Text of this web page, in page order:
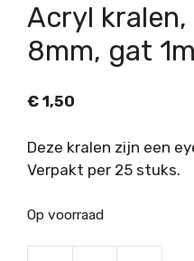
Acryl
8mm, gat
€ 1,50
Deze kralen zijn een
Verpakt per 25 stuks.
Op voorraad